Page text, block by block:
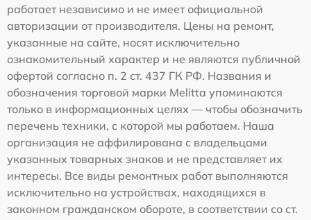
работает независимо и не имеет официальной
авторизации от производителя. Цены на ремонт,
указанные на сайте, носят исключительно
ознакомительный характер и не являются публичной
офертой согласно п. 2 ст. 437 ГК РФ. Названия и
обозначения торговой марки Melitta упоминаются
только в информационных целях — чтобы обозначить
перечень техники, с которой мы работаем. Наша
организация не аффилирована с владельцами
указанных товарных знаков и не представляет их
интересы. Все виды ремонтных работ выполняются
исключительно на устройствах, находящихся в
законном гражданском обороте, в соответствии со ст.